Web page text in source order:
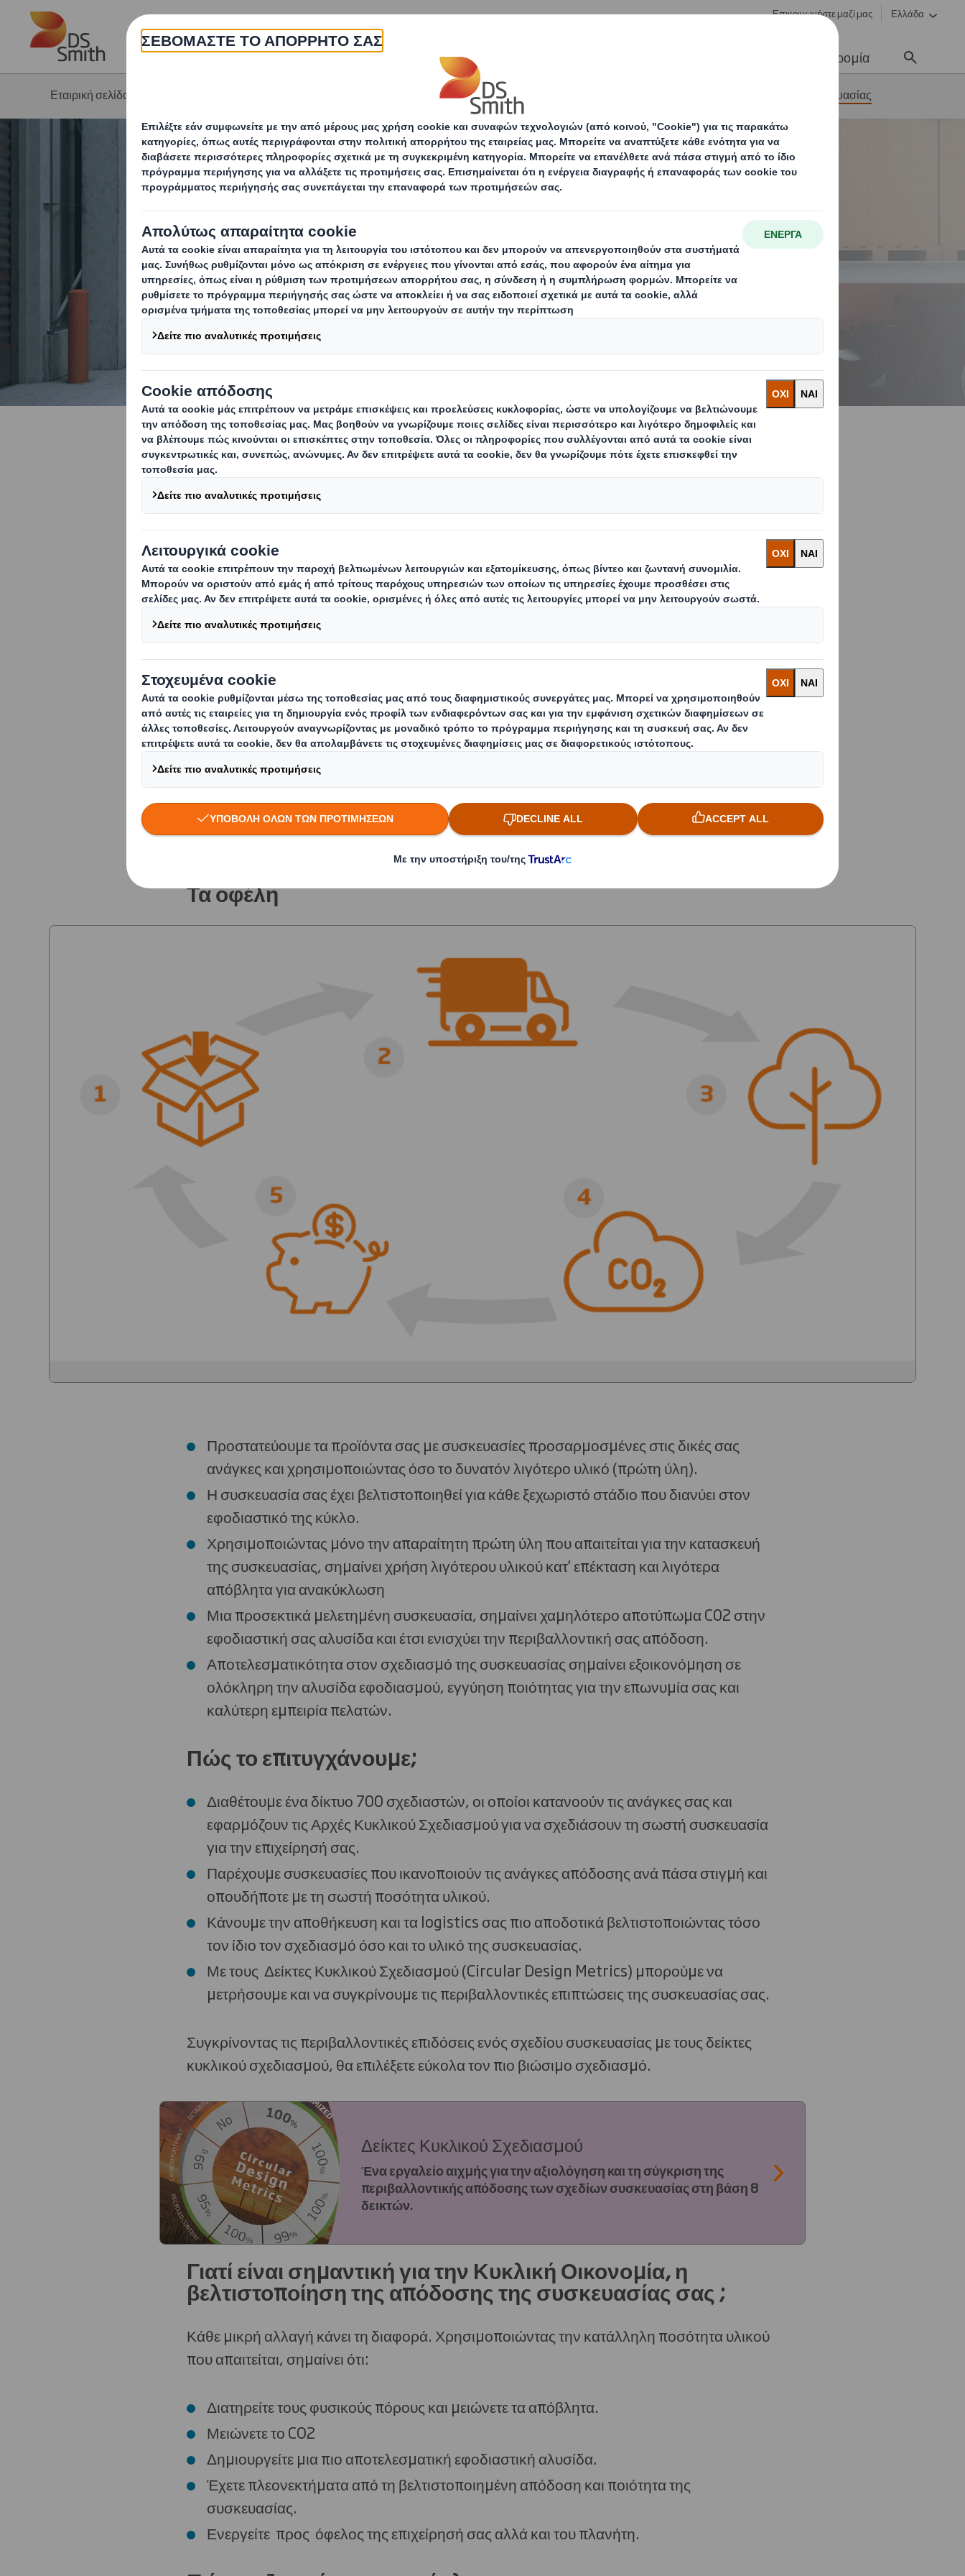
Skip to main content Επικοινωνήστε μαζί μας Ελλάδα
Η εταιρεία Προϊόντα & υπηρεσίες Σταδιοδρομία
Εταιρική σελίδα Πώς να κάνετε τη συσκευασία σας κατάλληλη για την Κυκλική Οικονομία Βελτιστοποίηση της συσκευασίας
Βελτιστοποίηση της συσκευασίας
Συσκευασίες που θα βελτιώσουν την αποτελεσματικότητα
της επιχείρησής σας
Σχεδιάζουμε συσκευασίες που προσφέρουν την ποιότητα και την απόδοση που χρειάζεστε
χωρίς σπατάλη πολύτιμων πόρων.
Δεν κάνουμε συμβιβασμό μεταξύ της προστασίας των προϊόντων σας και της αύξησης της
αποτελεσματικότητας του εφοδιαστικού σας κύκλου. Κάνουμε και τα δύο!
Κατανοώντας την επιχείρησή σας και την εφοδιαστική της αλυσίδα, σχεδιάζουμε τις
κατάλληλες λύσεις συσκευασίας για τις ανάγκες σας. Βέλτιστη προστασία με συσκευασίες
σχεδιασμένες με τη σωστή ποσότητα υλικού συσκευασίας και τέλεια διαμορφωμένες ώστε
Τα οφέλη
Προστατεύουμε τα προϊόντα σας με συσκευασίες προσαρμοσμένες στις δικές σας
ανάγκες και χρησιμοποιώντας όσο το δυνατόν λιγότερο υλικό (πρώτη ύλη).
Η συσκευασία σας έχει βελτιστοποιηθεί για κάθε ξεχωριστό στάδιο που διανύει στον
εφοδιαστικό της κύκλο.
Χρησιμοποιώντας μόνο την απαραίτητη πρώτη ύλη που απαιτείται για την κατασκευή
της συσκευασίας, σημαίνει χρήση λιγότερου υλικού κατ’ επέκταση και λιγότερα
απόβλητα για ανακύκλωση
Μια προσεκτικά μελετημένη συσκευασία, σημαίνει χαμηλότερο αποτύπωμα C02 στην
εφοδιαστική σας αλυσίδα και έτσι ενισχύει την περιβαλλοντική σας απόδοση.
Αποτελεσματικότητα στον σχεδιασμό της συσκευασίας σημαίνει εξοικονόμηση σε
ολόκληρη την αλυσίδα εφοδιασμού, εγγύηση ποιότητας για την επωνυμία σας και
καλύτερη εμπειρία πελατών.
Πώς το επιτυγχάνουμε;
Διαθέτουμε ένα δίκτυο 700 σχεδιαστών, οι οποίοι κατανοούν τις ανάγκες σας και
εφαρμόζουν τις Αρχές Κυκλικού Σχεδιασμού για να σχεδιάσουν τη σωστή συσκευασία
για την επιχείρησή σας.
Παρέχουμε συσκευασίες που ικανοποιούν τις ανάγκες απόδοσης ανά πάσα στιγμή και
οπουδήποτε με τη σωστή ποσότητα υλικού.
Κάνουμε την αποθήκευση και τα logistics σας πιο αποδοτικά βελτιστοποιώντας τόσο
τον ίδιο τον σχεδιασμό όσο και το υλικό της συσκευασίας.
Με τους Δείκτες Κυκλικού Σχεδιασμού (Circular Design Metrics) μπορούμε να
μετρήσουμε και να συγκρίνουμε τις περιβαλλοντικές επιπτώσεις της συσκευασίας σας.
Συγκρίνοντας τις περιβαλλοντικές επιδόσεις ενός σχεδίου συσκευασίας με τους δείκτες
κυκλικού σχεδιασμού, θα επιλέξετε εύκολα τον πιο βιώσιμο σχεδιασμό.
Δείκτες Κυκλικού Σχεδιασμού
Ένα εργαλείο αιχμής για την αξιολόγηση και τη σύγκριση της
περιβαλλοντικής απόδοσης των σχεδίων συσκευασίας στη βάση 8
δεικτών.
Γιατί είναι σημαντική για την Κυκλική Οικονομία, η
βελτιστοποίηση της απόδοσης της συσκευασίας σας ;
Κάθε μικρή αλλαγή κάνει τη διαφορά. Χρησιμοποιώντας την κατάλληλη ποσότητα υλικού
που απαιτείται, σημαίνει ότι:
Διατηρείτε τους φυσικούς πόρους και μειώνετε τα απόβλητα.
Μειώνετε το CO2
Δημιουργείτε μια πιο αποτελεσματική εφοδιαστική αλυσίδα.
Έχετε πλεονεκτήματα από τη βελτιστοποιημένη απόδοση και ποιότητα της
συσκευασίας.
Ενεργείτε προς όφελος της επιχείρησή σας αλλά και του πλανήτη.